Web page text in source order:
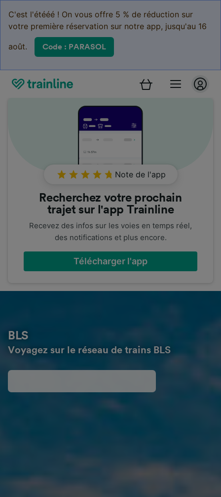
C'est l'étééé ! On vous offre 5 % de réduction sur
votre première réservation sur notre app, jusqu'au 16
août. Code : PARASOL
Note de l'app
Recherchez votre prochain
trajet sur l'app Trainline
Recevez des infos sur les voies en temps réel,
des notifications et plus encore.
Télécharger l'app
BLS
Voyagez sur le réseau de trains BLS